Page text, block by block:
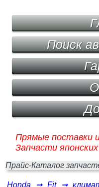
Поиск
Прямые поставки
Запчасти
Прайс-Каталог
Honda ➞ Fit ➞